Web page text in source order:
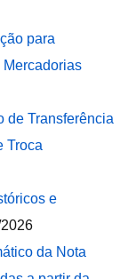
para
de Transferência
Troca
e
da Nota